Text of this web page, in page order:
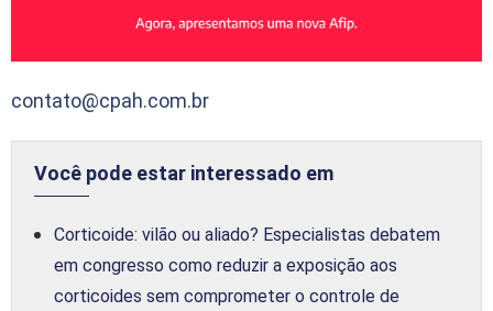
contato@cpah.com.br
Você pode estar interessado em
Corticoide: vilão ou aliado? Especialistas debatem
em congresso como reduzir a exposição aos
corticoides sem comprometer o controle de